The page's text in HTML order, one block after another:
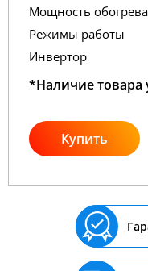
Мощность обогрева
Режимы работы
Инвертор
*Наличие товара
Купить